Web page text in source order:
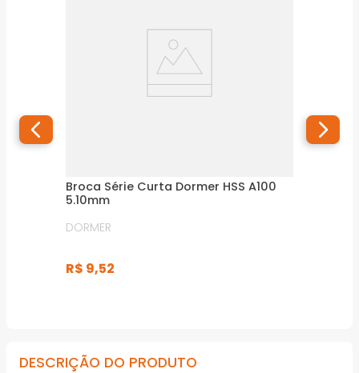
Broca Série Curta Dormer HSS A100
5.10mm
DORMER
R$ 9,52
DESCRIÇÃO DO PRODUTO